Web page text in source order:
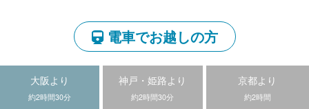
電車でお越しの方
大阪より
約2時間30分
神戸・姫路より
約2時間30分
京都より
約2時間